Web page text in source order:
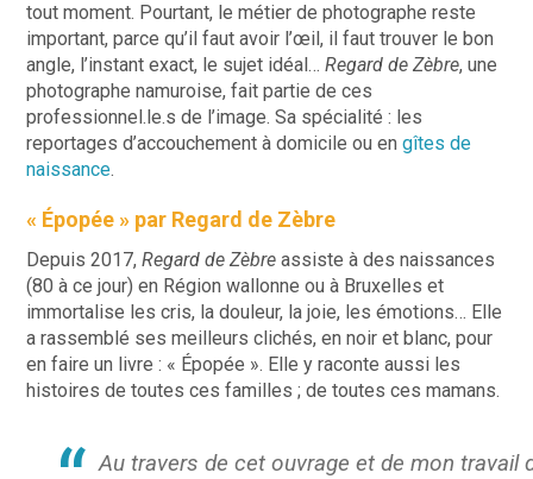
tout moment. Pourtant, le métier de photographe reste
important, parce qu’il faut avoir l’œil, il faut trouver le bon
angle, l’instant exact, le sujet idéal…Regard de Zèbre, une
photographe namuroise, fait partie de ces
professionnel.le.s de l’image. Sa spécialité : les
reportages d’accouchement à domicile ou engîtes de
naissance.
« Épopée » par Regard de Zèbre
Depuis 2017,Regard de Zèbre assiste à des naissances
(80 à ce jour) en Région wallonne ou à Bruxelles et
immortalise les cris, la douleur, la joie, les émotions… Elle
a rassemblé ses meilleurs clichés, en noir et blanc, pour
en faire un livre : « Épopée ». Elle y raconte aussi les
histoires de toutes ces familles ; de toutes ces mamans.
Au travers de cet ouvrage et de mon travail